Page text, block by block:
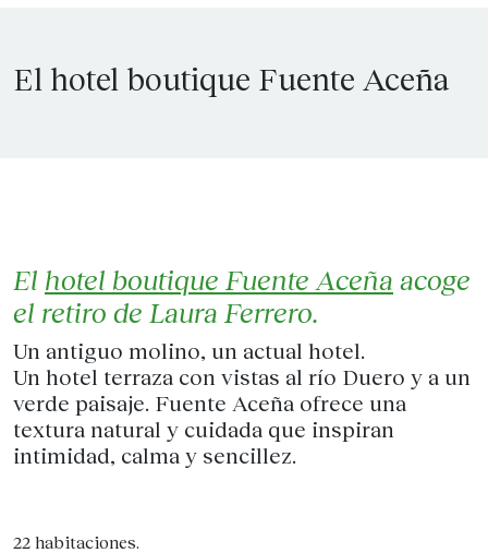
El hotel boutique Fuente Aceña
El hotel boutique Fuente Aceña acoge
el retiro de Laura Ferrero.
Un antiguo molino, un actual hotel.
Un hotel terraza con vistas al río Duero y a un
verde paisaje. Fuente Aceña ofrece una
textura natural y cuidada que inspiran
intimidad, calma y sencillez.
22 habitaciones.